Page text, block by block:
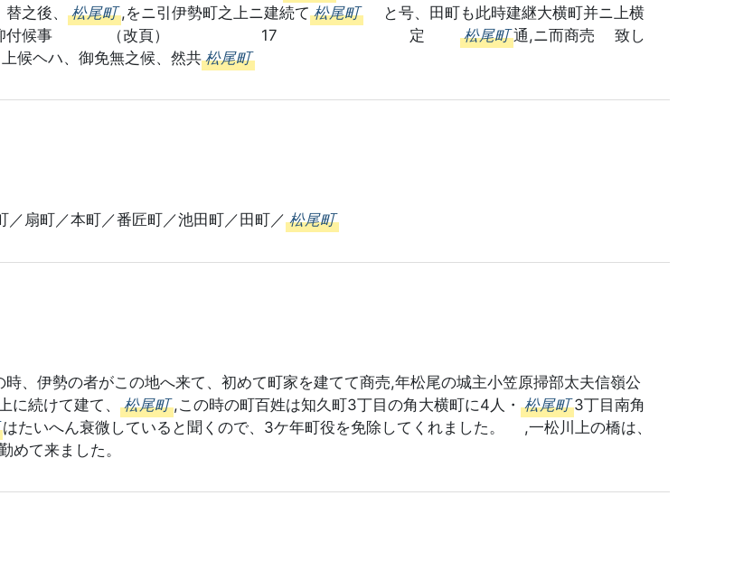
之後、 松尾町 ,をニ引伊勢町之上ニ建続て 松尾町
と号、田町も此時建継大横町并ニ上横
被遊左之通り被仰付候事 （改頁） 17 定 松尾町 通,ニ而商売 致し
候ヘハ、御免無之候、然共松尾町
扇町／本町／番匠町／池田町／田町／ 松尾町
、伊勢の者がこの地へ来て、初めて町家を建てて商売,年松尾の城主小笠原掃部太夫信嶺公
に続けて建て、松尾町 ,この時の町百姓は知久町3丁目の角大横町に4人・ 松尾町 3丁目南角
はたいへん衰微していると聞くので、3ケ年町役を免除してくれました。 ,一松川上の橋は、
めて来ました。